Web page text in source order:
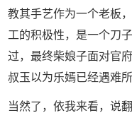
教其手艺作为一个老板
工的积极性，是一个刀
过，最终柴娘子面对官
叔玉以为乐嫣已经遇难所
当然了，依我来看，说